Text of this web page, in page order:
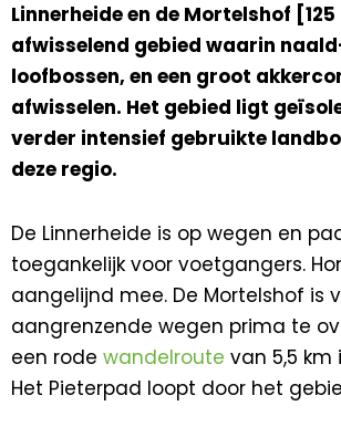
Linnerheide en de Mortelshof
afwisselend gebied waarin
loofbossen, en een groot
afwisselen. Het gebied ligt
verder intensief gebruikte
deze regio.
De Linnerheide is op wegen en
toegankelijk voor voetgangers.
aangelijnd mee. De Mortelshof is
aangrenzende wegen prima te
een rode wandelroute van 5,5
Het Pieterpad loopt door het